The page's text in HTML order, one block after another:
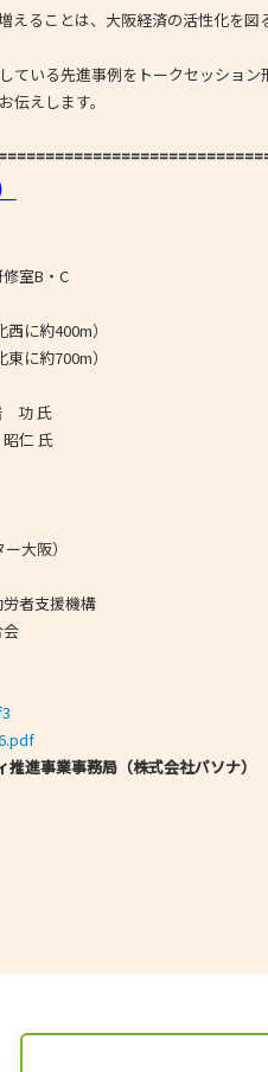
えることは、大阪経済の活性化を図
ている先進事例をトークセッション
えします。
室B・C
約400m）
東に約700m）
功 氏
氏
大阪）
者支援機構
進事業事務局（株式会社パソナ）